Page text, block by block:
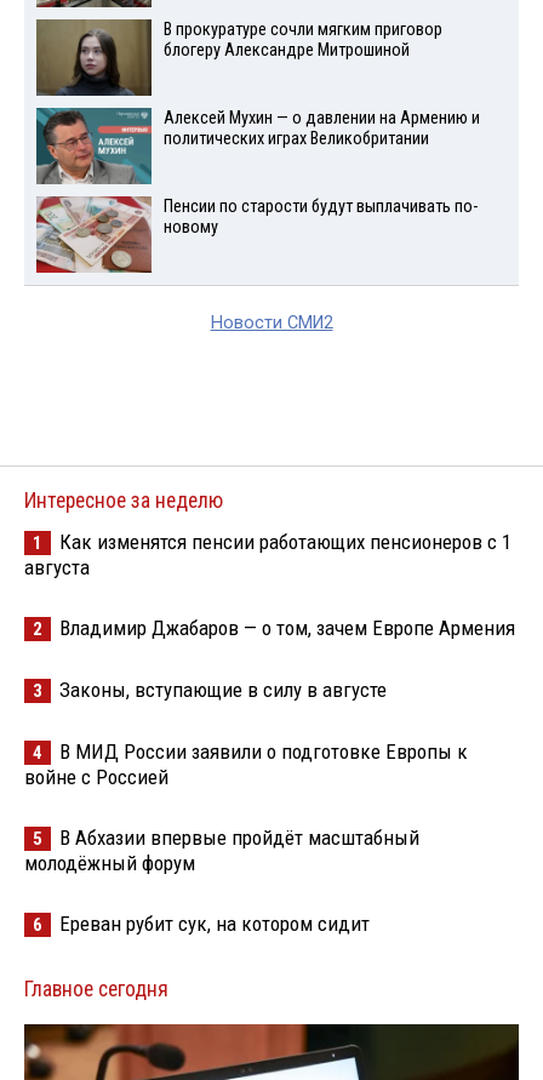
В прокуратуре сочли мягким приговор
блогеру Александре Митрошиной
Алексей Мухин — о давлении на Армению и
политических играх Великобритании
Пенсии по старости будут выплачивать по-
новому
Новости СМИ2
Интересное за неделю
1
Как изменятся пенсии работающих пенсионеров с 1
августа
2 Владимир Джабаров — о том, зачем Европе Армения
3 Законы, вступающие в силу в августе
4
В МИД России заявили о подготовке Европы к
войне с Россией
5
В Абхазии впервые пройдёт масштабный
молодёжный форум
6 Ереван рубит сук, на котором сидит
Главное сегодня